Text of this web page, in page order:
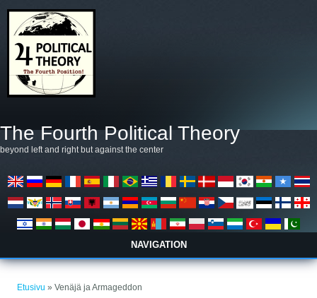
The Fourth Political Theory
beyond left and right but against the center
NAVIGATION
Etusivu » Venäjä ja Armageddon